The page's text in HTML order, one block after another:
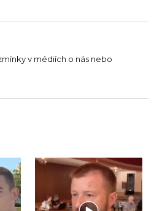
v médiích o nás nebo